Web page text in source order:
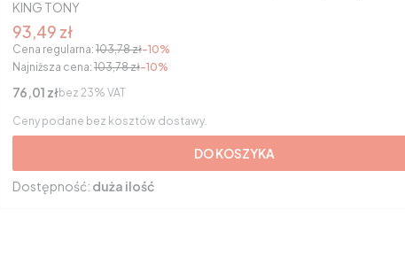
PRODUCENT
KING TONY
Cena promocyjna brutto
93,49 zł
Cena regularna: 103,78 zł-10%
Najniższa cena: 103,78 zł-10%
Cena netto
76,01 złbez 23% VAT
Ceny podane bez kosztów dostawy.
DO KOSZYKA
Dostępność: duża ilość